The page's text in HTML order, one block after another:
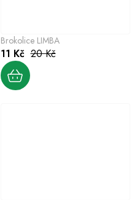
Brokolice LIMBA
11 Kč 20 Kč